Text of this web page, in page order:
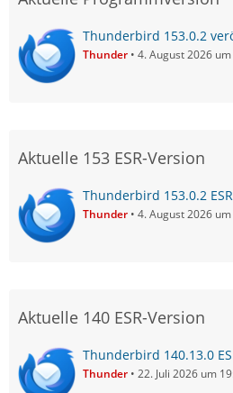
Thunderbird 153.0.2
Thunder 4. August 2026
Aktuelle 153 ESR-Version
Thunderbird 153.0.2
Thunder 4. August 2026
Aktuelle 140 ESR-Version
Thunderbird 140.13.0
Thunder 22. Juli 2026 um